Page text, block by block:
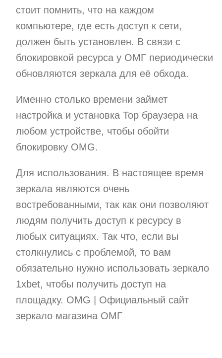
стоит помнить, что на каждом
компьютере, где есть доступ к сети,
должен быть установлен. В связи с
блокировкой ресурса у ОМГ периодически
обновляются зеркала для её обхода.
Именно столько времени займет
настройка и установка Тор браузера на
любом устройстве, чтобы обойти
блокировку OMG.
Для использования. В настоящее время
зеркала являются очень
востребованными, так как они позволяют
людям получить доступ к ресурсу в
любых ситуациях. Так что, если вы
столкнулись с проблемой, то вам
обязательно нужно использовать зеркало
1xbet, чтобы получить доступ на
площадку. OMG | Официальный сайт
зеркало магазина ОМГ